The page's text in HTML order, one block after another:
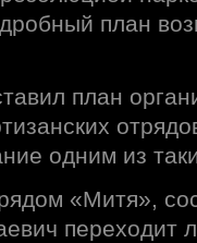
план
план
одним из
«Митя»,
переходит